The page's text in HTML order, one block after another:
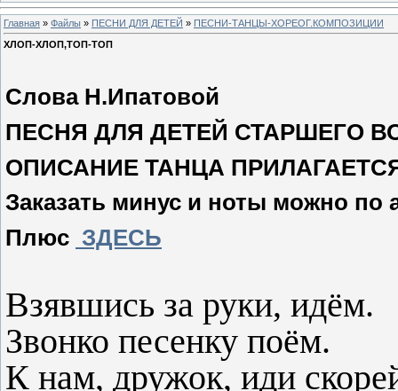
Главная » Файлы » ПЕСНИ ДЛЯ ДЕТЕЙ » ПЕСНИ-ТАНЦЫ-ХОРЕОГ.КОМПОЗИЦИИ
ХЛОП-ХЛОП,ТОП-ТОП
Слова Н.Ипатовой
ПЕСНЯ ДЛЯ ДЕТЕЙ СТАРШЕГО
ОПИСАНИЕ ТАНЦА
Заказать минус и ноты можно по
Плюс ЗДЕСЬ
Взявшись за руки, идём.
Звонко песенку поём.
К нам, дружок, иди